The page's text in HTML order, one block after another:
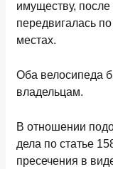
имуществу,
передвигалась
местах.
Оба велосипеда
владельцам.
В отношении
дела по статье
пресечения в